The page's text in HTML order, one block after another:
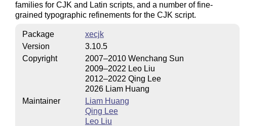
families for CJK and Latin scripts, and a number of fine-
grained typographic refinements for the CJK script.
Package
xecjk
Version
3.10.5
Copyright
2007–2010 Wenchang Sun
2009–2022 Leo Liu
2012–2022 Qing Lee
2026 Liam Huang
Maintainer
Liam Huang
Qing Lee
Leo Liu